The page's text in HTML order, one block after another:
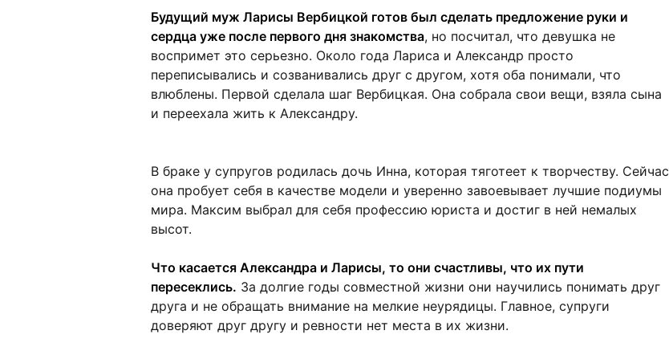
Будущий муж Ларисы Вербицкой готов был сделать предложение руки и
сердца уже после первого дня знакомства, но посчитал, что девушка не
воспримет это серьезно. Около года Лариса и Александр просто
переписывались и созванивались друг с другом, хотя оба понимали, что
влюблены. Первой сделала шаг Вербицкая. Она собрала свои вещи, взяла сына
и переехала жить к Александру.
В браке у супругов родилась дочь Инна, которая тяготеет к творчеству. Сейчас
она пробует себя в качестве модели и уверенно завоевывает лучшие подиумы
мира. Максим выбрал для себя профессию юриста и достиг в ней немалых
высот.
Что касается Александра и Ларисы, то они счастливы, что их пути
пересеклись. За долгие годы совместной жизни они научились понимать друг
друга и не обращать внимание на мелкие неурядицы. Главное, супруги
доверяют друг другу и ревности нет места в их жизни.